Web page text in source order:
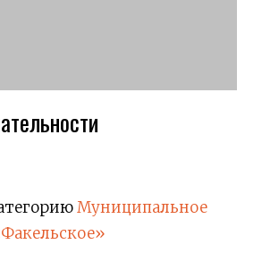
Муниципальное